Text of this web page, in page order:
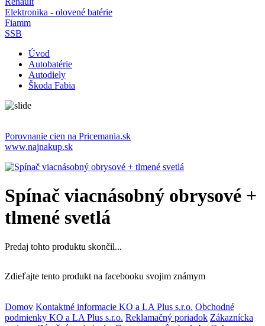
Elektronika - olovené batérie
Fiamm
SSB
Úvod
Autobatérie
Autodiely
Škoda Fabia
Porovnanie cien na Pricemania.sk
www.najnakup.sk
Spínač viacnásobný obrysové +
tlmené svetlá
Predaj tohto produktu skončil...
Zdieľajte tento produkt na facebooku svojim známym
Domov Kontaktné informacie KO a LA Plus s.r.o. Obchodné
podmienky KO a LA Plus s.r.o. Reklamačný poriadok Zákaznícka